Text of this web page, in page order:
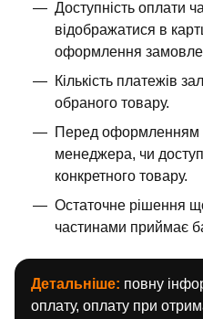
Доступність оплати
відображатися в
оформлення
Кількість платежів
обраного товару.
Перед оформленням
менеджера, чи
конкретного товару.
Остаточне рішення
частинами приймає
Детальніше: повну
оплату, оплату при